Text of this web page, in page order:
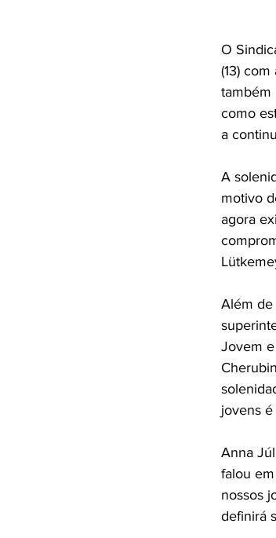
O
(13)
também
como
a
A
motivo
agora
Além de
Jovem
jovens
Anna
falou
nossos
definirá